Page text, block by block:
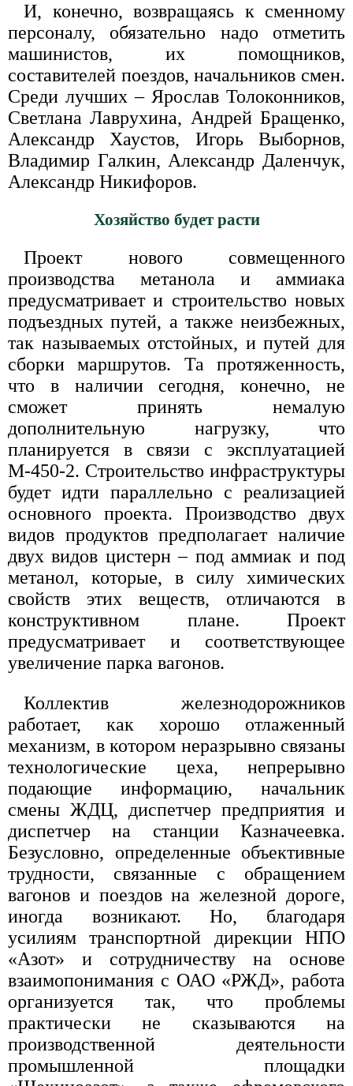
И, конечно, возвращаясь к сменному
персоналу, обязательно надо отметить
машинистов, их помощников,
составителей поездов, начальников смен.
Среди лучших – Ярослав Толоконников,
Светлана Лаврухина, Андрей Бращенко,
Александр Хаустов, Игорь Выборнов,
Владимир Галкин, Александр Даленчук,
Александр Никифоров.
Хозяйство будет расти
Проект нового совмещенного
производства метанола и аммиака
предусматривает и строительство новых
подъездных путей, а также неизбежных,
так называемых отстойных, и путей для
сборки маршрутов. Та протяженность,
что в наличии сегодня, конечно, не
сможет принять немалую
дополнительную нагрузку, что
планируется в связи с эксплуатацией
М-450-2. Строительство инфраструктуры
будет идти параллельно с реализацией
основного проекта. Производство двух
видов продуктов предполагает наличие
двух видов цистерн – под аммиак и под
метанол, которые, в силу химических
свойств этих веществ, отличаются в
конструктивном плане. Проект
предусматривает и соответствующее
увеличение парка вагонов.
Коллектив железнодорожников
работает, как хорошо отлаженный
механизм, в котором неразрывно связаны
технологические цеха, непрерывно
подающие информацию, начальник
смены ЖДЦ, диспетчер предприятия и
диспетчер на станции Казначеевка.
Безусловно, определенные объективные
трудности, связанные с обращением
вагонов и поездов на железной дороге,
иногда возникают. Но, благодаря
усилиям транспортной дирекции НПО
«Азот» и сотрудничеству на основе
взаимопонимания с ОАО «РЖД», работа
организуется так, что проблемы
практически не сказываются на
производственной деятельности
промышленной площадки